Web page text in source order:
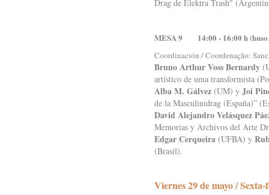
Drag de Elektra Trash"
MESA 9 14:00 - 16:00 h (huso
Coordinación / Coordenação:
Bruno Arthur Voss Bernardy
artístico de uma transformista
Alba M. Gálvez (UM) y Joi
de la Masculinidrag (España)”
David Alejandro Velásquez
Memorias y Archivos del Arte
Edgar Cerqueira (UFBA) y
(Brasil).
Viernes 29 de mayo /